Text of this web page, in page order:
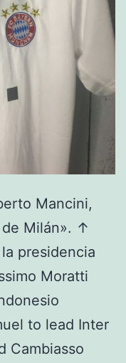
Mancini,
Milán». ↑
presidencia
Moratti
to lead Inter
Cambiasso